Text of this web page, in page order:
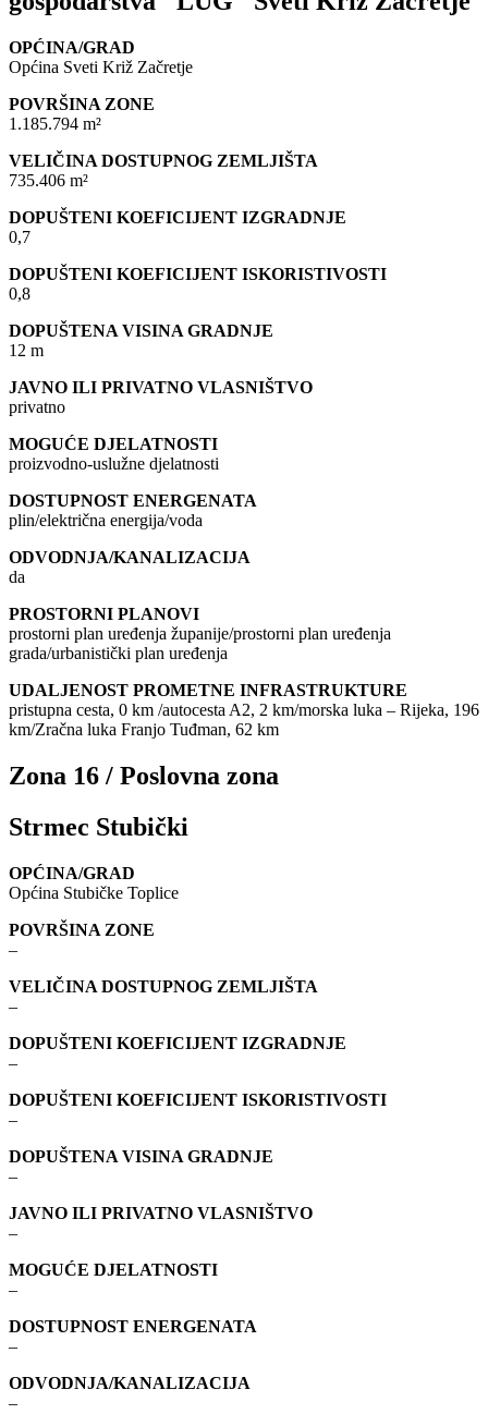
OPĆINA/GRAD
Općina Sveti Križ Začretje
POVRŠINA ZONE
1.185.794 m²
VELIČINA DOSTUPNOG ZEMLJIŠTA
735.406 m²
DOPUŠTENI KOEFICIJENT IZGRADNJE
0,7
DOPUŠTENI KOEFICIJENT ISKORISTIVOSTI
0,8
DOPUŠTENA VISINA GRADNJE
12 m
JAVNO ILI PRIVATNO VLASNIŠTVO
privatno
MOGUĆE DJELATNOSTI
proizvodno-uslužne djelatnosti
DOSTUPNOST ENERGENATA
plin/električna energija/voda
ODVODNJA/KANALIZACIJA
da
PROSTORNI PLANOVI
prostorni plan uređenja županije/prostorni plan uređenja
grada/urbanistički plan uređenja
UDALJENOST PROMETNE INFRASTRUKTURE
pristupna cesta, 0 km /autocesta A2, 2 km/morska luka – Rijeka, 196
km/Zračna luka Franjo Tuđman, 62 km
Zona 16 / Poslovna zona
Strmec Stubički
OPĆINA/GRAD
Općina Stubičke Toplice
POVRŠINA ZONE
–
VELIČINA DOSTUPNOG ZEMLJIŠTA
–
DOPUŠTENI KOEFICIJENT IZGRADNJE
–
DOPUŠTENI KOEFICIJENT ISKORISTIVOSTI
–
DOPUŠTENA VISINA GRADNJE
–
JAVNO ILI PRIVATNO VLASNIŠTVO
–
MOGUĆE DJELATNOSTI
–
DOSTUPNOST ENERGENATA
–
ODVODNJA/KANALIZACIJA
–